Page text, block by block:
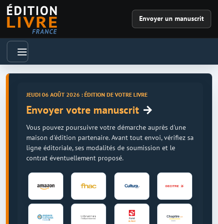
Envoyer un manuscrit
JEUDI 06 AOÛT 2026 : ÉDITION DE VOTRE LIVRE
Envoyer votre manuscrit →
Vous pouvez poursuivre votre démarche auprès d'une
maison d'édition partenaire. Avant tout envoi, vérifiez sa
ligne éditoriale, ses modalités de soumission et le
contrat éventuellement proposé.